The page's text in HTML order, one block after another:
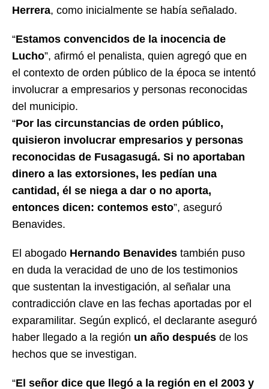
Herrera, como inicialmente se había señalado.
“Estamos convencidos de la inocencia de
Lucho”, afirmó el penalista, quien agregó que en
el contexto de orden público de la época se intentó
involucrar a empresarios y personas reconocidas
del municipio.
“Por las circunstancias de orden público,
quisieron involucrar empresarios y personas
reconocidas de Fusagasugá. Si no aportaban
dinero a las extorsiones, les pedían una
cantidad, él se niega a dar o no aporta,
entonces dicen: contemos esto”, aseguró
Benavides.
El abogado Hernando Benavides también puso
en duda la veracidad de uno de los testimonios
que sustentan la investigación, al señalar una
contradicción clave en las fechas aportadas por el
exparamilitar. Según explicó, el declarante aseguró
haber llegado a la región un año después de los
hechos que se investigan.
“El señor dice que llegó a la región en el 2003 y